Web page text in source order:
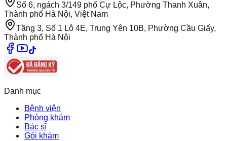
Số 6, ngách 3/149 phố Cự Lộc, Phường Thanh Xuân,
Thành phố Hà Nội, Việt Nam
Tầng 3, Số 1 Lô 4E, Trung Yên 10B, Phường Cầu Giấy,
Thành phố Hà Nội
Danh mục
Bệnh viện
Phòng khám
Bác sĩ
Gói khám